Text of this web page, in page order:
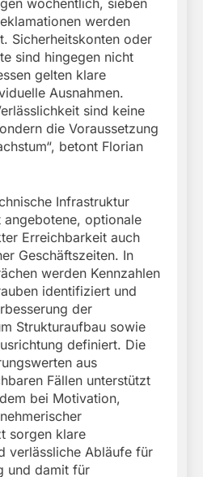
werden
Sicherheitskonten oder
sind hingegen nicht
gelten klare
Ausnahmen.
sind keine
die Voraussetzung
betont Florian
Infrastruktur
optionale
Erreichbarkeit auch
Geschäftszeiten. In
werden Kennzahlen
identifiziert und
der
Strukturaufbau sowie
definiert. Die
aus
Fällen unterstützt
bei Motivation,
sorgen klare
verlässliche Abläufe für
und damit für